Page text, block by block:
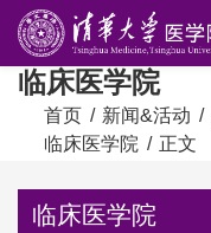
临床医学院
首页 / 新闻&活动 /
临床医学院 / 正文
临床医学院